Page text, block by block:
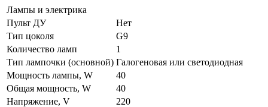
Лампы и электрика
Пульт ДУ
Нет
Тип цоколя
G9
Количество ламп
1
Тип лампочки (основной) Галогеновая или светодиодная
Мощность лампы, W
40
Общая мощность, W
40
Напряжение, V
220